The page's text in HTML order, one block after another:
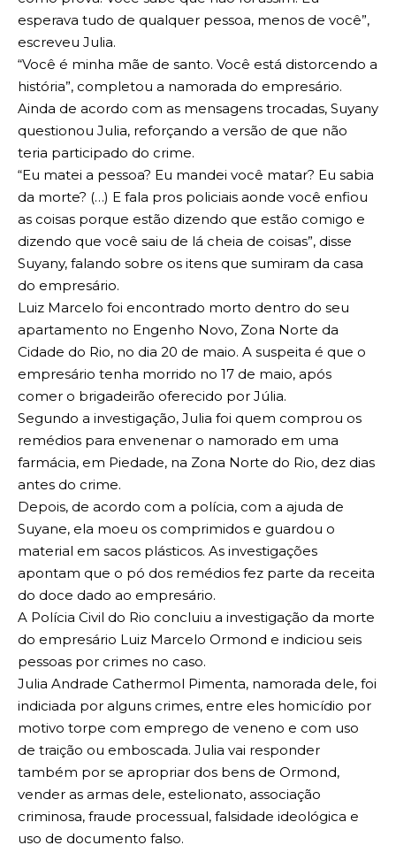
esperava tudo de qualquer pessoa, menos de você”,
escreveu Julia.
“Você é minha mãe de santo. Você está distorcendo a
história”, completou a namorada do empresário.
Ainda de acordo com as mensagens trocadas, Suyany
questionou Julia, reforçando a versão de que não
teria participado do crime.
“Eu matei a pessoa? Eu mandei você matar? Eu sabia
da morte? (…) E fala pros policiais aonde você enfiou
as coisas porque estão dizendo que estão comigo e
dizendo que você saiu de lá cheia de coisas”, disse
Suyany, falando sobre os itens que sumiram da casa
do empresário.
Luiz Marcelo foi encontrado morto dentro do seu
apartamento no Engenho Novo, Zona Norte da
Cidade do Rio, no dia 20 de maio. A suspeita é que o
empresário tenha morrido no 17 de maio, após
comer o brigadeirão oferecido por Júlia.
Segundo a investigação, Julia foi quem comprou os
remédios para envenenar o namorado em uma
farmácia, em Piedade, na Zona Norte do Rio, dez dias
antes do crime.
Depois, de acordo com a polícia, com a ajuda de
Suyane, ela moeu os comprimidos e guardou o
material em sacos plásticos. As investigações
apontam que o pó dos remédios fez parte da receita
do doce dado ao empresário.
A Polícia Civil do Rio concluiu a investigação da morte
do empresário Luiz Marcelo Ormond e indiciou seis
pessoas por crimes no caso.
Julia Andrade Cathermol Pimenta, namorada dele, foi
indiciada por alguns crimes, entre eles homicídio por
motivo torpe com emprego de veneno e com uso
de traição ou emboscada. Julia vai responder
também por se apropriar dos bens de Ormond,
vender as armas dele, estelionato, associação
criminosa, fraude processual, falsidade ideológica e
uso de documento falso.